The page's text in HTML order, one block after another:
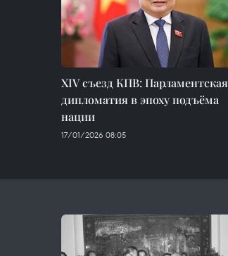
XIV съезд КПВ: Парламентская
дипломатия в эпоху подъёма
нации
17/01/2026 08:05